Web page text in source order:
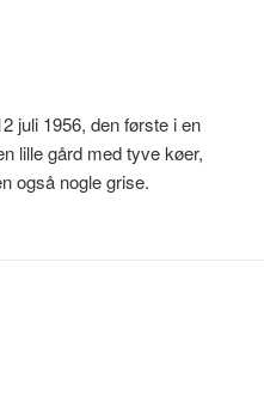
juli 1956, den første i en
lille gård med tyve køer,
også nogle grise.